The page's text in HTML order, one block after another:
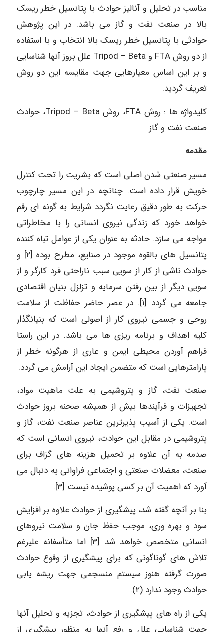
مناسب در تحلیل و آنالیز حوادث با پتانسیل خطر ریسک
بالا در صنعت نفت و گاز می باشد. در این پژوهش
حوادثی با پتانسیل خطر ریسک بالا انتخاب و با استفاده
از دو روش FTA و Tripod – Beta علل بروز آنها شناسایی
و بر این اساس معیارهایی جهت مقایسه این دو روش
تعریف گردید.
کلیدواژه ها : روش FTA، روش Tripod – Beta، حوادث
صنعت نفت و گاز
مقدمه
مسیر صنعتی شدن اصلی است که بشریت را تحت کنترل
خویش قرار داده است. چنانچه در این مسیر چارچوب
حرکت به طور دقیق رعایت نگردد شرایط به گونه ای رقم
خواهد خورد که زندگی نیروی انسانی را با مخاطراتی
مواجه می سازد. حادثه به عنوان یکی از عوامل تباه کننده
پتانسیل های بالقوه موجود در صنایع، مطرح بوده [۲] و
حوادث ناشی از کار از سویی سبب ناراحتی فرد کارگر و از
سویی دیگر از بین رفتن سرمایه و تزلزل بنیان اقتصادی
جامعه می گردد [۱]. در عصر حاضر حفاظت از سلامت
روحی و جسمی نیروی کار از اصولی است که بنیانگذار
کلیه اهداف و برنامه ریزی ها می باشد. در این راستا
فراهم آوردن محیطی ایمن و عاری از هرگونه خطر از
پارامترهایی است که متضمن ایجاد این آرامش می گردد.
صنعت نفت، گاز و پتروشیمی به علت ماهیت مواد،
تجهیزات و فرآیندها بیش از همیشه صحنه بروز حوادث
است. یکی از آسیب پذیرترین عناصر صنعت نفت، گاز و
پتروشیمی در مقابل این حوادث، نیروی انسانی است که
صدمه به آن علاوه بر تحمیل هزینه های گزاف برای
صنعت، معضلات صنعتی و اجتماعی فراوانی به دنبال می
آورد که اهمیت آن بر کسی پوشیده نیست [۳].
بنا بر آنچه گفته شد، پیشگیری از حوادث علاوه بر افزایش
سود و بهره وری، موجب حفظ جان و سلامت نیروهای
انسانی متخصص خواهد شد [۳] اما متأسفانه علیرغم
تلاش های گوناگونی که برای پیشگیری از وقوع حوادث
صورت گرفته هنوز سیستم منسجمی جهت ریشه یابی
حوادث وجود ندارد (۲).
یکی از راه های پیشگیری از حوادث، تجزیه و تحلیل آنها